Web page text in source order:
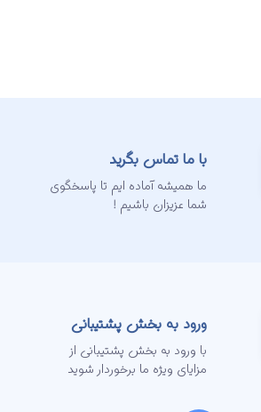
با ما تماس بگرید
ما همیشه آماده ایم تا پاسخگوی
شما عزیزان باشیم !
ورود به بخش پشتیبانی
با ورود به بخش پشتیبانی از
مزایای ویژه ما برخوردار شوید